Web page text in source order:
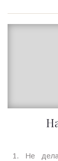
Ирина
1. Не